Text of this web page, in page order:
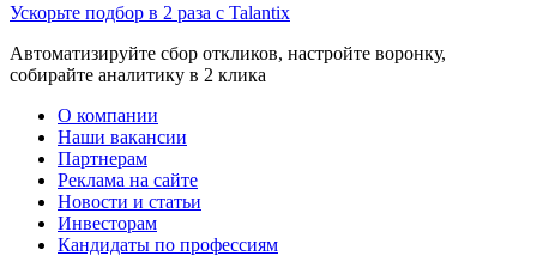
Ускорьте подбор в 2 раза с Talantix
Автоматизируйте сбор откликов, настройте воронку,
собирайте аналитику в 2 клика
О компании
Наши вакансии
Партнерам
Реклама на сайте
Новости и статьи
Инвесторам
Кандидаты по профессиям